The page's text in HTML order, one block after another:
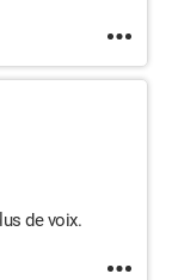
de voix.